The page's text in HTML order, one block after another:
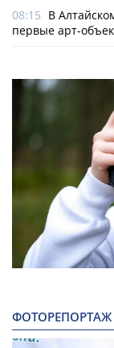
08:15 В
первые арт-
ФОТОРЕПОРТАЖ